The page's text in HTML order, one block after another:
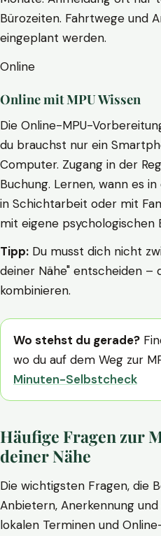
Bürozeiten. Fahrtwege und
eingeplant werden.
Online
Online mit MPU Wissen
Die Online-MPU-
du brauchst nur ein
Computer. Zugang in der
Buchung. Lernen, wann es
in Schichtarbeit oder mit
mit eigene psychologischen
Tipp: Du musst dich nicht
deiner Nähe" entscheiden –
kombinieren.
Wo stehst du gerade?
wo du auf dem Weg zur
Minuten-Selbstcheck
Häufige Fragen zur
deiner Nähe
Die wichtigsten Fragen, die
Anbietern, Anerkennung
lokalen Terminen und